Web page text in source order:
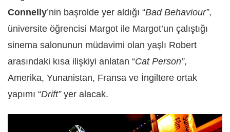
Connelly’nin başrolde yer aldığı “Bad Behaviour”,
üniversite öğrencisi Margot ile Margot’un çalıştığı
sinema salonunun müdavimi olan yaşlı Robert
arasındaki kısa ilişkiyi anlatan “Cat Person”,
Amerika, Yunanistan, Fransa ve İngiltere ortak
yapımı “Drift” yer alacak.